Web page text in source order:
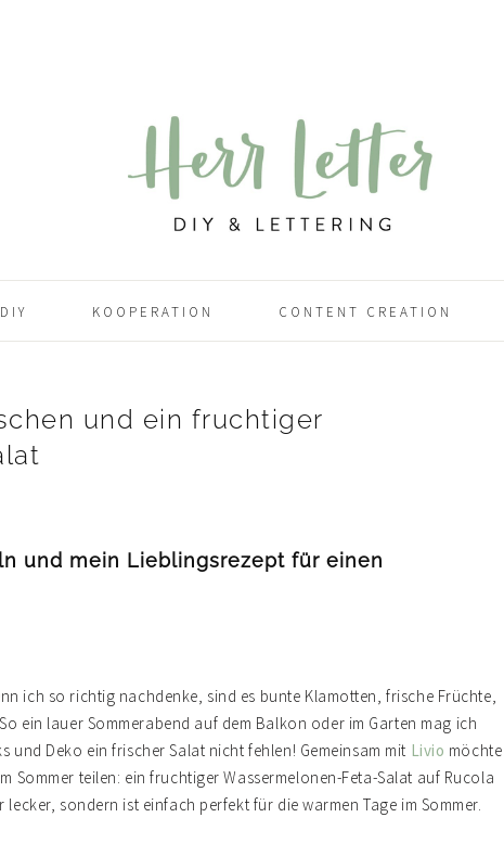
DIY KOOPERATION CONTENT CREATION
und ein fruchtiger
und mein Lieblingsrezept für einen
ich so richtig nachdenke, sind es bunte Klamotten, frische Früchte,
ein lauer Sommerabend auf dem Balkon oder im Garten mag ich
Deko ein frischer Salat nicht fehlen! Gemeinsam mit Livio möchte
Sommer teilen: ein fruchtiger Wassermelonen-Feta-Salat auf Rucola
sondern ist einfach perfekt für die warmen Tage im Sommer.